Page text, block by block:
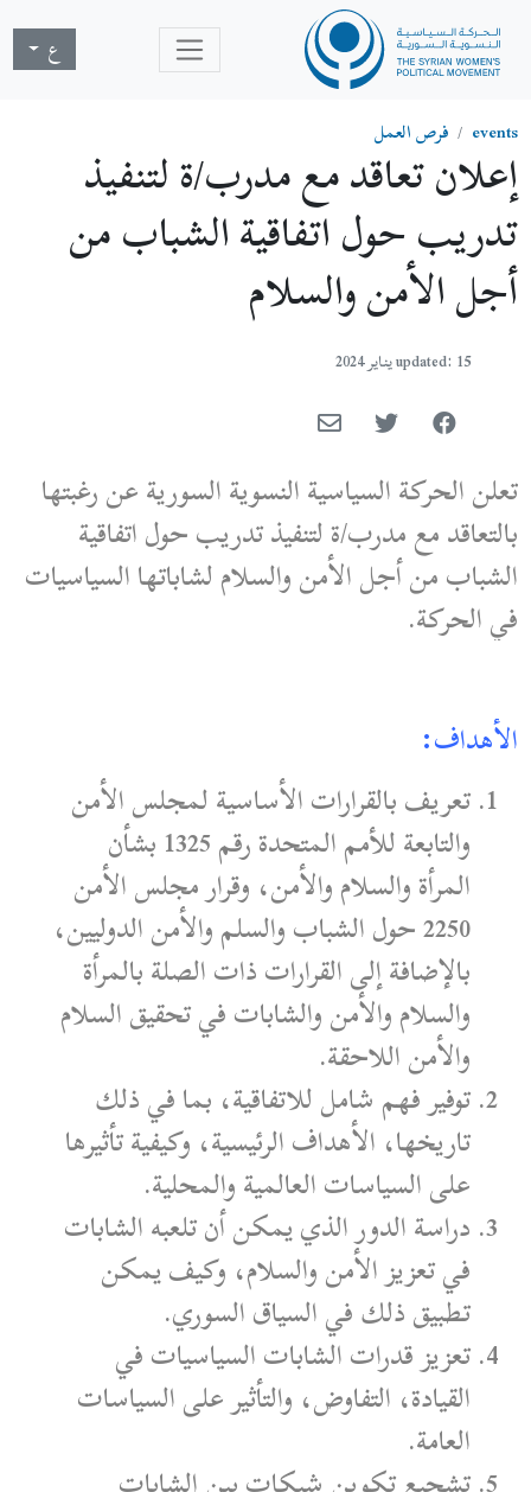
ع
events فرص العمل
إعلان تعاقد مع مدرب/ة لتنفيذ
تدريب حول اتفاقية الشباب من
أجل الأمن والسلام
updated: 15 يناير 2024
تعلن الحركة السياسية النسوية السورية عن رغبتها
بالتعاقد مع مدرب/ة لتنفيذ تدريب حول اتفاقية
الشباب من أجل الأمن والسلام لشاباتها السياسيات
في الحركة.
الأهداف:
تعريف بالقرارات الأساسية لمجلس الأمن
والتابعة للأمم المتحدة رقم 1325 بشأن
المرأة والسلام والأمن، وقرار مجلس الأمن
2250 حول الشباب والسلم والأمن الدوليين،
بالإضافة إلى القرارات ذات الصلة بالمرأة
والسلام والأمن والشابات في تحقيق السلام
والأمن اللاحقة.
توفير فهم شامل للاتفاقية، بما في ذلك
تاريخها، الأهداف الرئيسية، وكيفية تأثيرها
على السياسات العالمية والمحلية.
دراسة الدور الذي يمكن أن تلعبه الشابات
في تعزيز الأمن والسلام، وكيف يمكن
تطبيق ذلك في السياق السوري.
تعزيز قدرات الشابات السياسيات في
القيادة، التفاوض، والتأثير على السياسات
العامة.